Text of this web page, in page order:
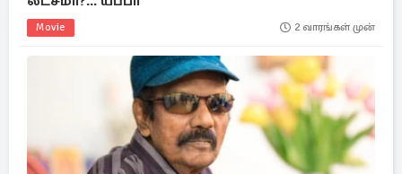
Movie 2 வாரங்கள் முன்